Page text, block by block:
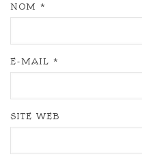
NOM *
E-MAIL *
SITE WEB